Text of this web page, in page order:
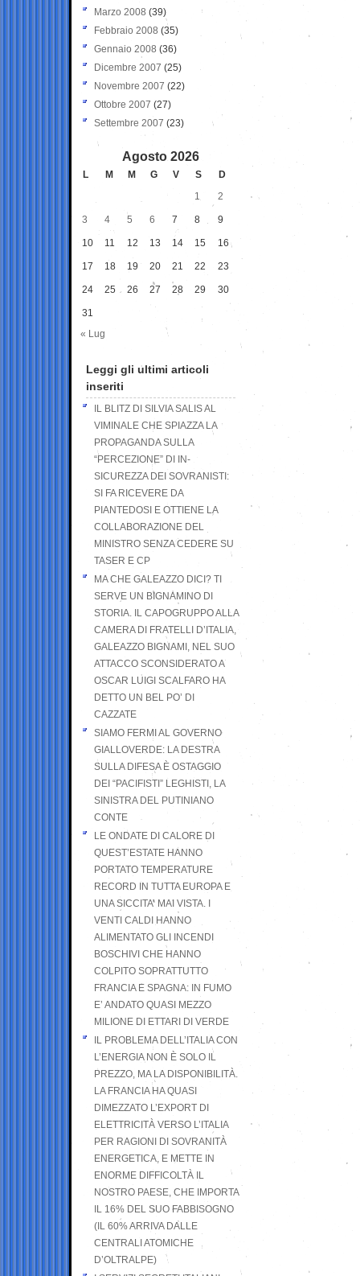
Marzo 2008 (39)
Febbraio 2008 (35)
Gennaio 2008 (36)
Dicembre 2007 (25)
Novembre 2007 (22)
Ottobre 2007 (27)
Settembre 2007 (23)
Agosto 2026
L M M G V S
D
1
2
3 4 5 6 7 8 9
10 11 12 13 14 15 16
17 18 19 20 21 22 23
24 25 26 27 28 29 30
31
« Lug
Leggi gli ultimi articoli
inseriti
IL BLITZ DI SILVIA SALIS AL
VIMINALE CHE SPIAZZA LA
PROPAGANDA SULLA
“PERCEZIONE” DI IN-
SICUREZZA DEI SOVRANISTI:
SI FA RICEVERE DA
PIANTEDOSI E OTTIENE LA
COLLABORAZIONE DEL
MINISTRO SENZA CEDERE SU
TASER E CP
MA CHE GALEAZZO DICI? TI
SERVE UN BIGNAMINO DI
STORIA. IL CAPOGRUPPO ALLA
CAMERA DI FRATELLI D’ITALIA,
GALEAZZO BIGNAMI, NEL SUO
ATTACCO SCONSIDERATO A
OSCAR LUIGI SCALFARO HA
DETTO UN BEL PO’ DI
CAZZATE
SIAMO FERMI AL GOVERNO
GIALLOVERDE: LA DESTRA
SULLA DIFESA È OSTAGGIO
DEI “PACIFISTI” LEGHISTI, LA
SINISTRA DEL PUTINIANO
CONTE
LE ONDATE DI CALORE DI
QUEST’ESTATE HANNO
PORTATO TEMPERATURE
RECORD IN TUTTA EUROPA E
UNA SICCITA’ MAI VISTA. I
VENTI CALDI HANNO
ALIMENTATO GLI INCENDI
BOSCHIVI CHE HANNO
COLPITO SOPRATTUTTO
FRANCIA E SPAGNA: IN FUMO
E’ ANDATO QUASI MEZZO
MILIONE DI ETTARI DI VERDE
IL PROBLEMA DELL’ITALIA CON
L’ENERGIA NON È SOLO IL
PREZZO, MA LA DISPONIBILITÀ.
LA FRANCIA HA QUASI
DIMEZZATO L’EXPORT DI
ELETTRICITÀ VERSO L’ITALIA
PER RAGIONI DI SOVRANITÀ
ENERGETICA, E METTE IN
ENORME DIFFICOLTÀ IL
NOSTRO PAESE, CHE IMPORTA
IL 16% DEL SUO FABBISOGNO
(IL 60% ARRIVA DALLE
CENTRALI ATOMICHE
D’OLTRALPE)